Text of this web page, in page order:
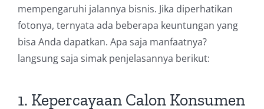
mempengaruhi jalannya bisnis. Jika diperhatikan
fotonya, ternyata ada beberapa keuntungan yang
bisa Anda dapatkan. Apa saja manfaatnya?
langsung saja simak penjelasannya berikut:
1. Kepercayaan Calon Konsumen